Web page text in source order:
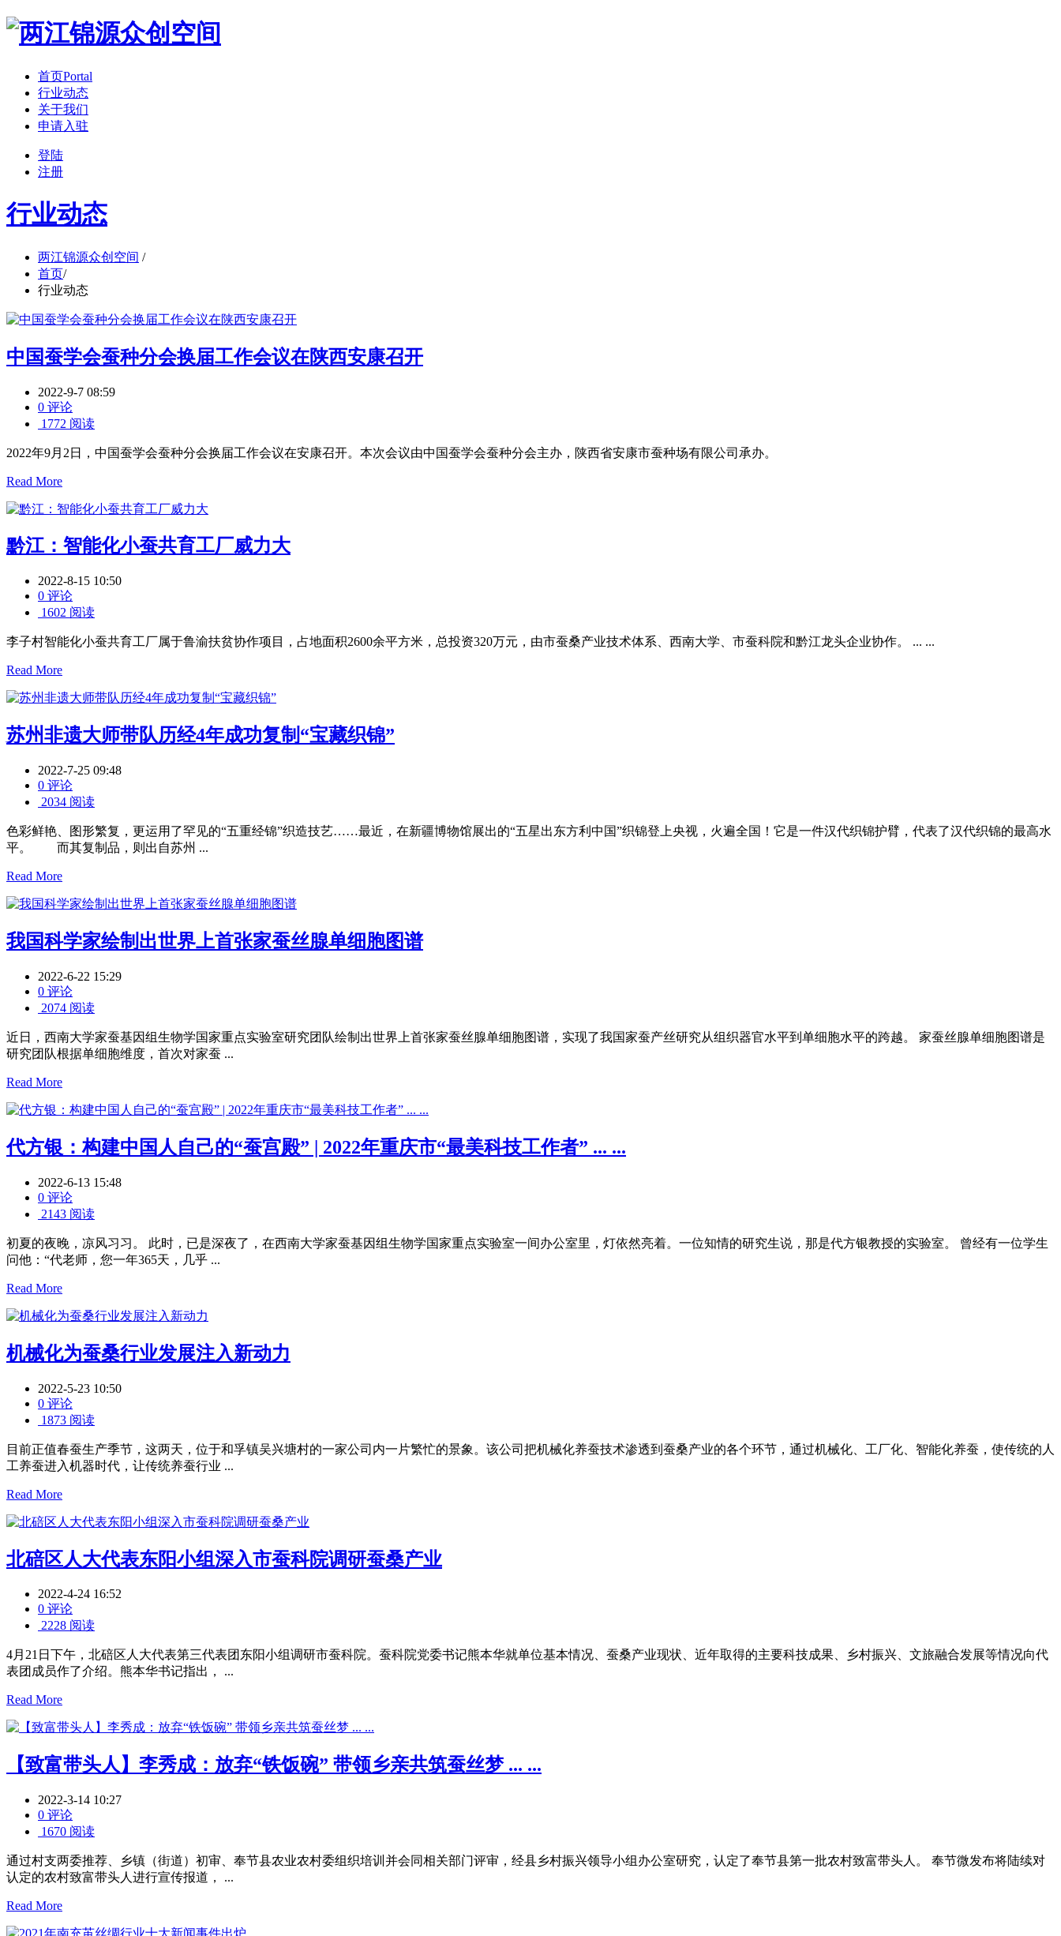
首页Portal
行业动态
关于我们
申请入驻
登陆
注册
行业动态
两江锦源众创空间 /
首页/
行业动态
中国蚕学会蚕种分会换届工作会议在陕西安康召开
2022-9-7 08:59
0 评论
1772 阅读
2022年9月2日，中国蚕学会蚕种分会换届工作会议在安康召开。本次会议由中国蚕学会蚕种分会主办，陕西省安康市蚕种场有限公司承办。
Read More
黔江：智能化小蚕共育工厂威力大
2022-8-15 10:50
0 评论
1602 阅读
李子村智能化小蚕共育工厂属于鲁渝扶贫协作项目，占地面积2600余平方米，总投资320万元，由市蚕桑产业技术体系、西南大学、市蚕科院和黔江龙头企业协作。 ... ...
Read More
苏州非遗大师带队历经4年成功复制“宝藏织锦”
2022-7-25 09:48
0 评论
2034 阅读
色彩鲜艳、图形繁复，更运用了罕见的“五重经锦”织造技艺……最近，在新疆博物馆展出的“五星出东方利中国”织锦登上央视，火遍全国！它是一件汉代织锦护臂，代表了汉代织锦的最高水
平。 而其复制品，则出自苏州 ...
Read More
我国科学家绘制出世界上首张家蚕丝腺单细胞图谱
2022-6-22 15:29
0 评论
2074 阅读
近日，西南大学家蚕基因组生物学国家重点实验室研究团队绘制出世界上首张家蚕丝腺单细胞图谱，实现了我国家蚕产丝研究从组织器官水平到单细胞水平的跨越。 家蚕丝腺单细胞图谱是
研究团队根据单细胞维度，首次对家蚕 ...
Read More
代方银：构建中国人自己的“蚕宫殿” | 2022年重庆市“最美科技工作者” ... ...
2022-6-13 15:48
0 评论
2143 阅读
初夏的夜晚，凉风习习。 此时，已是深夜了，在西南大学家蚕基因组生物学国家重点实验室一间办公室里，灯依然亮着。一位知情的研究生说，那是代方银教授的实验室。 曾经有一位学生
问他：“代老师，您一年365天，几乎 ...
Read More
机械化为蚕桑行业发展注入新动力
2022-5-23 10:50
0 评论
1873 阅读
目前正值春蚕生产季节，这两天，位于和孚镇吴兴塘村的一家公司内一片繁忙的景象。该公司把机械化养蚕技术渗透到蚕桑产业的各个环节，通过机械化、工厂化、智能化养蚕，使传统的人
工养蚕进入机器时代，让传统养蚕行业 ...
Read More
北碚区人大代表东阳小组深入市蚕科院调研蚕桑产业
2022-4-24 16:52
0 评论
2228 阅读
4月21日下午，北碚区人大代表第三代表团东阳小组调研市蚕科院。蚕科院党委书记熊本华就单位基本情况、蚕桑产业现状、近年取得的主要科技成果、乡村振兴、文旅融合发展等情况向代
表团成员作了介绍。熊本华书记指出， ...
Read More
【致富带头人】李秀成：放弃“铁饭碗” 带领乡亲共筑蚕丝梦 ... ...
2022-3-14 10:27
0 评论
1670 阅读
通过村支两委推荐、乡镇（街道）初审、奉节县农业农村委组织培训并会同相关部门评审，经县乡村振兴领导小组办公室研究，认定了奉节县第一批农村致富带头人。 奉节微发布将陆续对
认定的农村致富带头人进行宣传报道， ...
Read More